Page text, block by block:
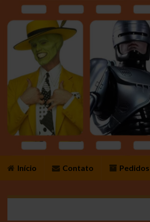
Início Contato Pedidos